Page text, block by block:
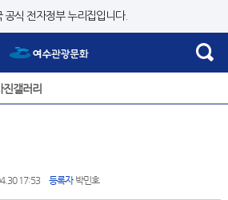
공식 전자정부 누리집입니다.
진갤러리
17:53 등록자 박민호